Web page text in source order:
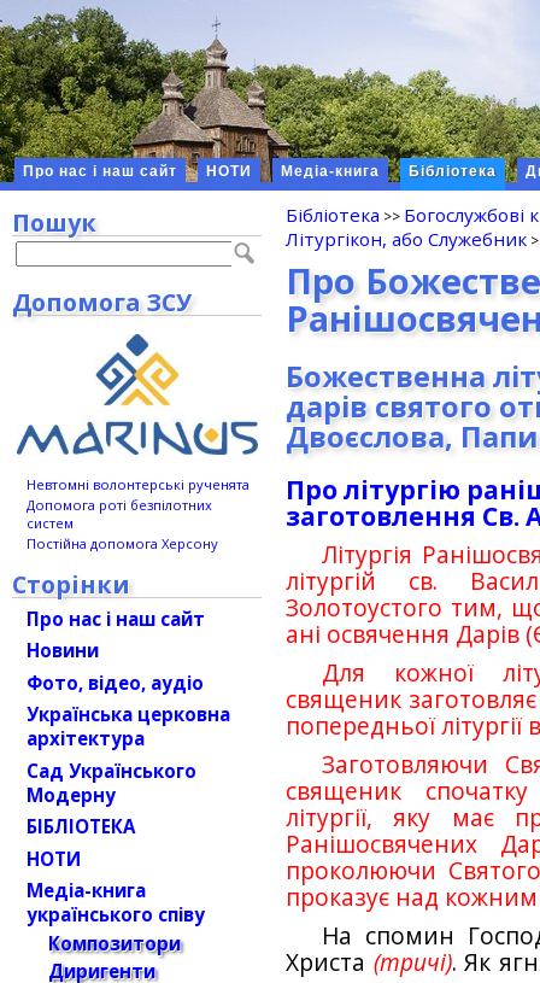
Про нас і наш сайт НОТИ Медіа-книга Бібліотека
Бібліотека
Богослужбові
Літургікон, або Служебник
Про
Божественна
дарів святого
Двоєслова,
Про літургію
заготовлення Св.
Літургія
літургій св.
Золотоустого тим,
ані освячення Дарів
Для кожної
священик
попередньої літургії
Заготовляючи
священик
літургії, яку має
Ранішосвячених
проколюючи
проказує над кожним
На спомин
Христа (тричі). Як
Пошук
Допомога ЗСУ
Невтомні волонтерські рученята
Допомога роті безпілотних
систем
Постійна допомога Херсону
Сторінки
Про нас і наш сайт
Новини
Фото, відео, аудіо
Українська церковна
архітектура
Сад Українського
Модерну
БІБЛІОТЕКА
НОТИ
Медіа-книга
українського співу
Композитори
Диригенти